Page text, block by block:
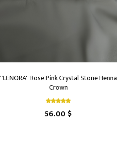
''LENORA'' Rose Pink Crystal Stone Henna
Crown
56.00 $